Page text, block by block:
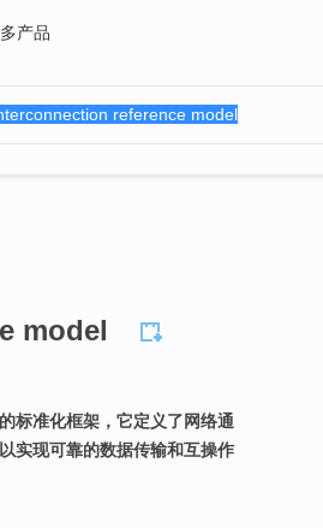
产品
model
标准化框架，它定义了网络通
实现可靠的数据传输和互操作